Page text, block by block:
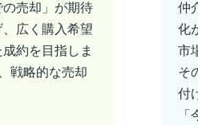
売却」が期待
広く購入希望
約を目指しま
戦略的な売却
仲
化
市
そ
付